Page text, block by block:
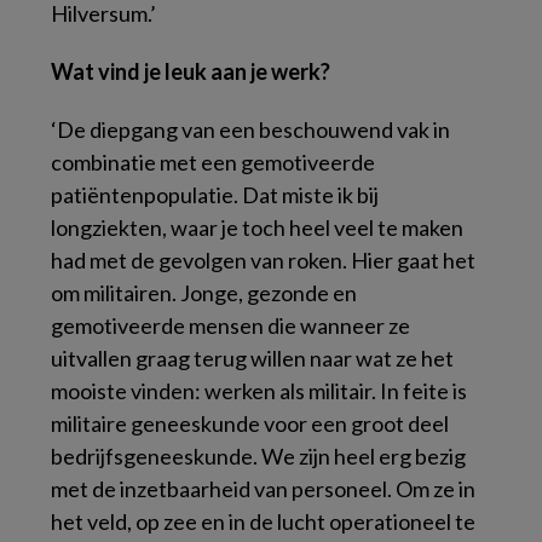
Hilversum.’
Wat vind je leuk aan je werk?
‘De diepgang van een beschouwend vak in
combinatie met een gemotiveerde
patiëntenpopulatie. Dat miste ik bij
longziekten, waar je toch heel veel te maken
had met de gevolgen van roken. Hier gaat het
om militairen. Jonge, gezonde en
gemotiveerde mensen die wanneer ze
uitvallen graag terug willen naar wat ze het
mooiste vinden: werken als militair. In feite is
militaire geneeskunde voor een groot deel
bedrijfsgeneeskunde. We zijn heel erg bezig
met de inzetbaarheid van personeel. Om ze in
het veld, op zee en in de lucht operationeel te